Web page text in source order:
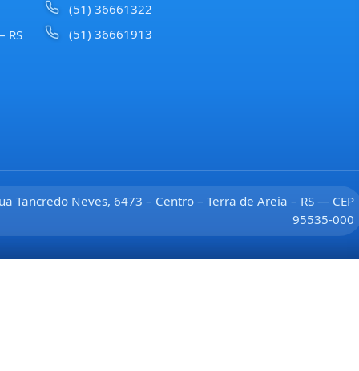
RS
(51) 36661322
(51) 36661913
Tancredo Neves, 6473 – Centro – Terra de Areia – RS — CEP
95535-000